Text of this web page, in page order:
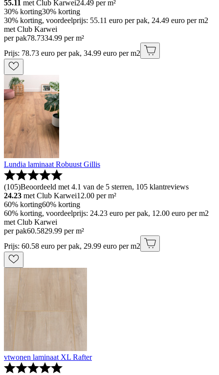
55.11 met Club Karwei24.49 per m²
30% korting30% korting
30% korting, voordeelprijs: 55.11 euro per pak, 24.49 euro per m2
met Club Karwei
per pak78.7334.99 per m²
Prijs: 78.73 euro per pak, 34.99 euro per m2
Lundia laminaat Robuust Gillis
(105)Beoordeeld met 4.1 van de 5 sterren, 105 klantreviews
24.23 met Club Karwei12.00 per m²
60% korting60% korting
60% korting, voordeelprijs: 24.23 euro per pak, 12.00 euro per m2
met Club Karwei
per pak60.5829.99 per m²
Prijs: 60.58 euro per pak, 29.99 euro per m2
vtwonen laminaat XL Rafter